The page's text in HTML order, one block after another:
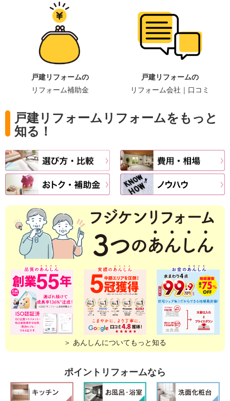
戸建リフォームの
リフォーム補助金
戸建リフォームの
リフォーム会社｜口コミ
戸建リフォームリフォームをもっと
知る！
＞ あんしんについてもっと知る
ポイントリフォームなら